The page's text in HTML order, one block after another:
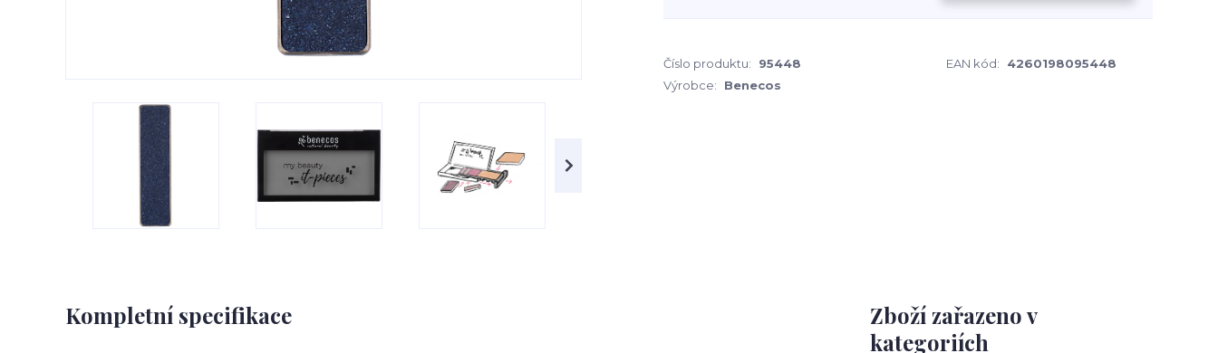
Číslo produktu: 95448 EAN kód:
4260198095448
Výrobce:
Benecos
Kompletní specifikace
Zboží zařazeno v
kategoriích